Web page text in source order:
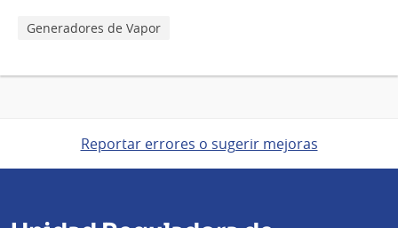
Generadores de Vapor
Reportar errores o sugerir mejoras